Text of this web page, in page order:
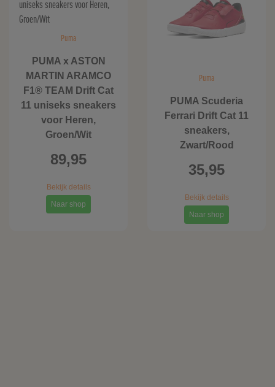
Puma
PUMA x ASTON
MARTIN ARAMCO
F1® TEAM Drift Cat
11 uniseks sneakers
voor Heren,
Groen/Wit
89,95
Bekijk details
Naar shop
Puma
PUMA Scuderia
Ferrari Drift Cat 11
sneakers,
Zwart/Rood
35,95
Bekijk details
Naar shop